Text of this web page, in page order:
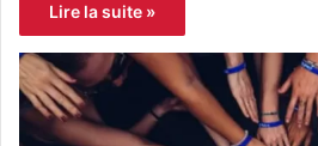
Lire la suite »